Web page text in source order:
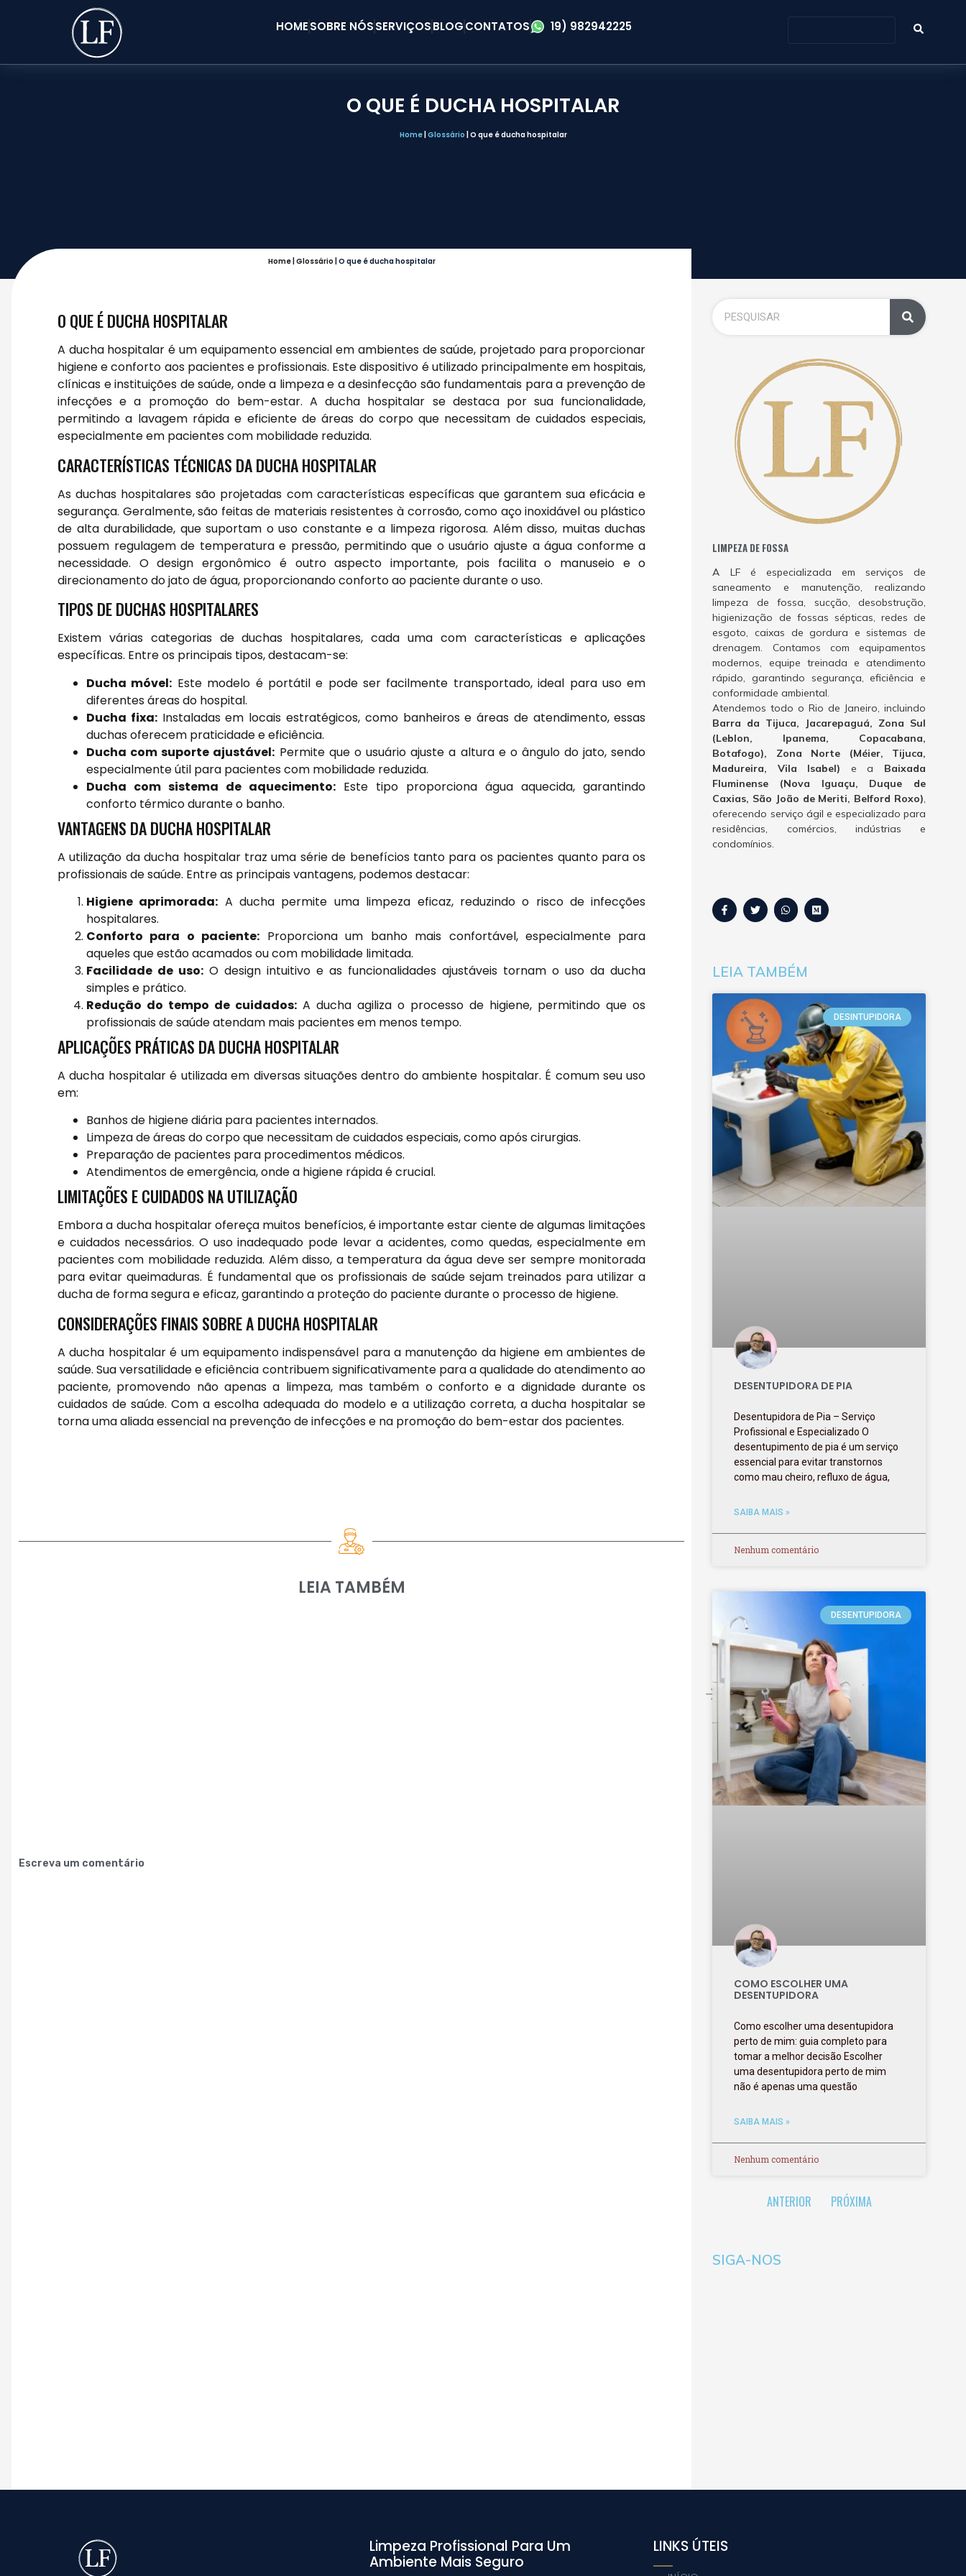
HOMESOBRE NÓSSERVIÇOSBLOGCONTATOS 19) 982942225
O QUE É DUCHA HOSPITALAR
Home| Glossário O que é ducha hospitalar
Home| Glossário O que é ducha hospitalar
O QUE É DUCHA HOSPITALAR
A ducha hospitalar é um equipamento essencial em ambientes de saúde, projetado para proporcionar
higiene e conforto aos pacientes e profissionais. Este dispositivo é utilizado principalmente em hospitais,
clínicas e instituições de saúde, onde a limpeza e a desinfecção são fundamentais para a prevenção de
infecções e a promoção do bem-estar. A ducha hospitalar se destaca por sua funcionalidade,
permitindo a lavagem rápida e eficiente de áreas do corpo que necessitam de cuidados especiais,
especialmente em pacientes com mobilidade reduzida.
CARACTERÍSTICAS TÉCNICAS DA DUCHA HOSPITALAR
As duchas hospitalares são projetadas com características específicas que garantem sua eficácia e
segurança. Geralmente, são feitas de materiais resistentes à corrosão, como aço inoxidável ou plástico
de alta durabilidade, que suportam o uso constante e a limpeza rigorosa. Além disso, muitas duchas
possuem regulagem de temperatura e pressão, permitindo que o usuário ajuste a água conforme a
necessidade. O design ergonômico é outro aspecto importante, pois facilita o manuseio e o
direcionamento do jato de água, proporcionando conforto ao paciente durante o uso.
TIPOS DE DUCHAS HOSPITALARES
Existem várias categorias de duchas hospitalares, cada uma com características e aplicações
específicas. Entre os principais tipos, destacam-se:
Ducha móvel: Este modelo é portátil e pode ser facilmente transportado, ideal para uso em
diferentes áreas do hospital.
Ducha fixa:Instaladas em locais estratégicos, como banheiros e áreas de atendimento, essas
duchas oferecem praticidade e eficiência.
Ducha com suporte ajustável: Permite que o usuário ajuste a altura e o ângulo do jato, sendo
especialmente útil para pacientes com mobilidade reduzida.
Ducha com sistema de aquecimento: Este tipo proporciona água aquecida, garantindo
conforto térmico durante o banho.
VANTAGENS DA DUCHA HOSPITALAR
A utilização da ducha hospitalar traz uma série de benefícios tanto para os pacientes quanto para os
profissionais de saúde. Entre as principais vantagens, podemos destacar:
Higiene aprimorada: A ducha permite uma limpeza eficaz, reduzindo o risco de infecções
hospitalares.
Conforto para o paciente: Proporciona um banho mais confortável, especialmente para
aqueles que estão acamados ou com mobilidade limitada.
Facilidade de uso: O design intuitivo e as funcionalidades ajustáveis tornam o uso da ducha
simples e prático.
Redução do tempo de cuidados: A ducha agiliza o processo de higiene, permitindo que os
profissionais de saúde atendam mais pacientes em menos tempo.
APLICAÇÕES PRÁTICAS DA DUCHA HOSPITALAR
A ducha hospitalar é utilizada em diversas situações dentro do ambiente hospitalar. É comum seu uso
em:
Banhos de higiene diária para pacientes internados.
Limpeza de áreas do corpo que necessitam de cuidados especiais, como após cirurgias.
Preparação de pacientes para procedimentos médicos.
Atendimentos de emergência, onde a higiene rápida é crucial.
LIMITAÇÕES E CUIDADOS NA UTILIZAÇÃO
Embora a ducha hospitalar ofereça muitos benefícios, é importante estar ciente de algumas limitações
e cuidados necessários. O uso inadequado pode levar a acidentes, como quedas, especialmente em
pacientes com mobilidade reduzida. Além disso, a temperatura da água deve ser sempre monitorada
para evitar queimaduras. É fundamental que os profissionais de saúde sejam treinados para utilizar a
ducha de forma segura e eficaz, garantindo a proteção do paciente durante o processo de higiene.
CONSIDERAÇÕES FINAIS SOBRE A DUCHA HOSPITALAR
A ducha hospitalar é um equipamento indispensável para a manutenção da higiene em ambientes de
saúde. Sua versatilidade e eficiência contribuem significativamente para a qualidade do atendimento ao
paciente, promovendo não apenas a limpeza, mas também o conforto e a dignidade durante os
cuidados de saúde. Com a escolha adequada do modelo e a utilização correta, a ducha hospitalar se
torna uma aliada essencial na prevenção de infecções e na promoção do bem-estar dos pacientes.
LEIA TAMBÉM
Escreva um comentário
LIMPEZA DE FOSSA
A LF é especializada em serviços de
saneamento e manutenção, realizando
limpeza de fossa, sucção, desobstrução,
higienização de fossas sépticas, redes de
esgoto, caixas de gordura e sistemas de
drenagem. Contamos com equipamentos
modernos, equipe treinada e atendimento
rápido, garantindo segurança, eficiência e
conformidade ambiental.
Atendemos todo o Rio de Janeiro, incluindo
Barra da Tijuca, Jacarepaguá, Zona Sul
(Leblon, Ipanema, Copacabana,
Botafogo), Zona Norte (Méier, Tijuca,
Madureira, Vila Isabel) e a Baixada
Fluminense (Nova Iguaçu, Duque de
Caxias, São João de Meriti, Belford Roxo),
oferecendo serviço ágil e especializado para
residências, comércios, indústrias e
condomínios.
LEIA TAMBÉM
DESINTUPIDORA
DESENTUPIDORA DE PIA
Desentupidora de Pia – Serviço
Profissional e Especializado O
desentupimento de pia é um serviço
essencial para evitar transtornos
como mau cheiro, refluxo de água,
SAIBA MAIS »
Nenhum comentário
DESENTUPIDORA
COMO ESCOLHER UMA
DESENTUPIDORA
Como escolher uma desentupidora
perto de mim: guia completo para
tomar a melhor decisão Escolher
uma desentupidora perto de mim
não é apenas uma questão
SAIBA MAIS »
Nenhum comentário
ANTERIOR PRÓXIMA
SIGA-NOS
Limpeza Profissional Para Um
Ambiente Mais Seguro
LINKS ÚTEIS